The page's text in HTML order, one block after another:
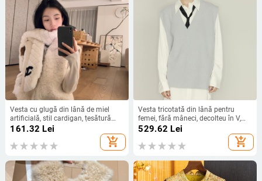
Vesta cu glugă din lână de miel
artificială, stil cardigan, țesătură
principală 70–80% acetat,
umplutură poliester-bumbac, model
solid
161.32 Lei
add_shopping_cart
Vesta tricotată din lână pentru
femei, fără mâneci, decolteu în V,
croială lejeră, 95% lână, toamna
529.62 Lei
add_shopping_cart